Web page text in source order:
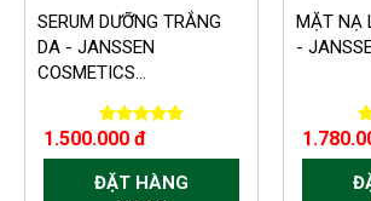
SERUM DƯỠNG TRẮNG
DA - JANSSEN
COSMETICS...
1.500.000 đ
ĐẶT HÀNG
MẶT NẠ
-